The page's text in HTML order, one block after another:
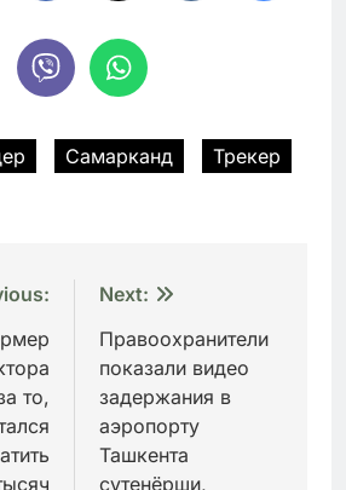
Самарканд
Трекер
то,
Next:
Правоохранители
показали видео
задержания в
аэропорту
Ташкента
сутенёрши,